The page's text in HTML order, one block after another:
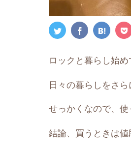
ロックと暮らし始め
日々の暮らしをさ
せっかくなので、
結論、買うときは